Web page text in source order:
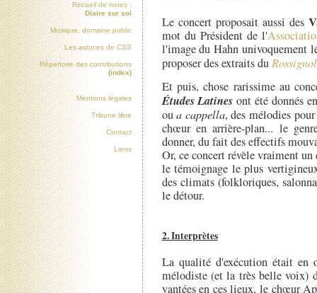
Le concert proposait aussi des
mot du Président de l'
l'image du Hahn univoquement
proposer des extraits du
Et puis, chose rarissime au
Études Latines ont été donnés
oua cappella, des mélodies
chœur en arrière-plan... le
donner, du fait des effectifs
Or, ce concert révèle vraiment
le témoignage le plus
des climats (folkloriques,
le détour.
2. Interprètes
La qualité d'exécution était en
mélodiste (et la très belle voix)
vantées en ces lieux, le chœur
Recueil de notes :
Diaire sur sol
Musique, domaine public
Les astuces de CSS
Répertoire des contributions
(index)
Mentions légales
Tribune libre
Contact
Liens